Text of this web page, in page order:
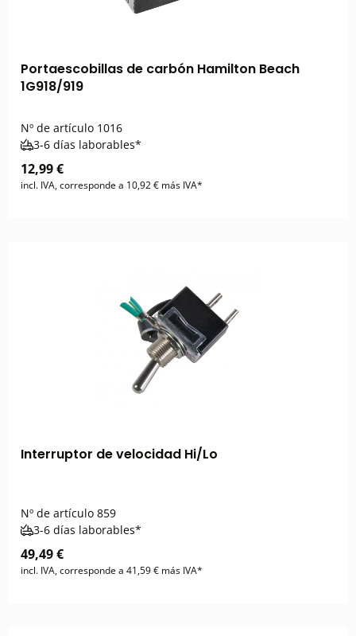
Portaescobillas de carbón Hamilton Beach
1G918/919
Nº de artículo 1016
3-6 días laborables*
12,99 €
incl. IVA, corresponde a 10,92 € más IVA*
Interruptor de velocidad Hi/Lo
Nº de artículo 859
3-6 días laborables*
49,49 €
incl. IVA, corresponde a 41,59 € más IVA*